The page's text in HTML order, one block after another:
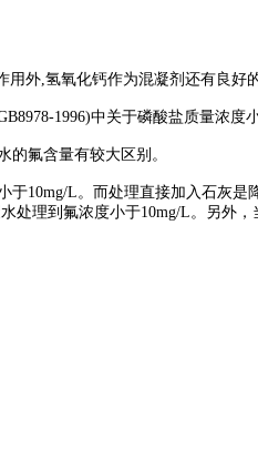
用外,氢氧化钙作为混凝剂还有良好
1996)中关于磷酸盐质量浓度
氟含量有较大区别。
于10mg/L。而处理直接加入石灰是
处理到氟浓度小于10mg/L。另外，